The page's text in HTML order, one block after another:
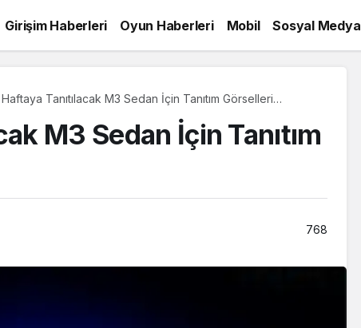
Girişim Haberleri Oyun Haberleri Mobil Sosyal Medya
Tanıtılacak M3 Sedan İçin Tanıtım Görselleri
M3 Sedan İçin Tanıtım
768